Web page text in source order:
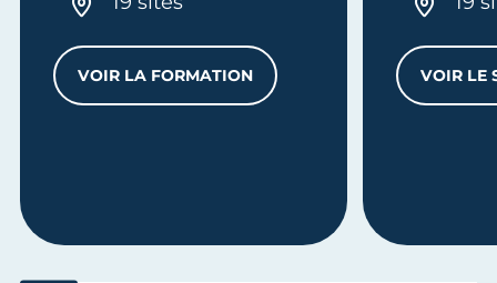
SON COMPTE INSTAGRAM PROFESSIONNEL
VOIR LA FORMATIONRÉUSSIR SES PHOTOS POUR VOIR LE